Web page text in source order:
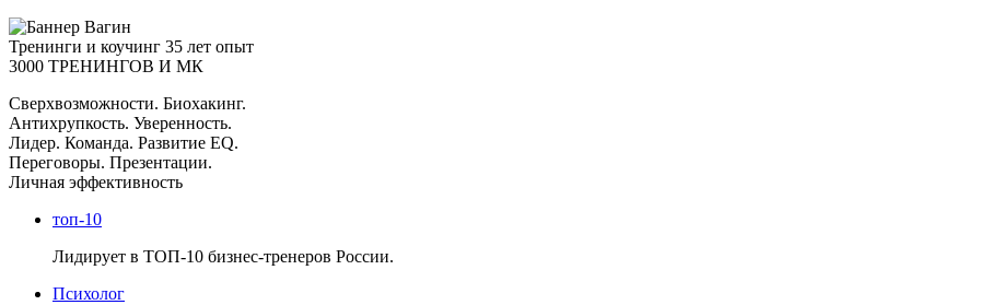
Тренинги и коучинг 35 лет опыт
3000 ТРЕНИНГОВ И МК
Сверхвозможности. Биохакинг.
Антихрупкость. Уверенность.
Лидер. Команда. Развитие EQ.
Переговоры. Презентации.
Личная эффективность
топ-10
Лидирует в ТОП-10 бизнес-тренеров России.
Психолог